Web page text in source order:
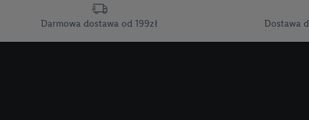
Darmowa dostawa od 199zł Dostawa
wymienionych
następnie
Użytkownik